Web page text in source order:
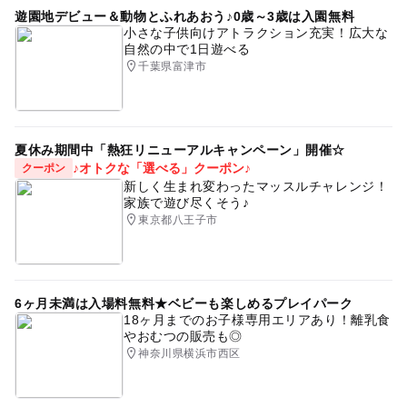
遊園地デビュー＆動物とふれあおう♪0歳～3歳は入園無料
小さな子供向けアトラクション充実！広大な
自然の中で1日遊べる
千葉県富津市
夏休み期間中「熱狂リニューアルキャンペーン」開催☆
クーポン
♪オトクな「選べる」クーポン♪
新しく生まれ変わったマッスルチャレンジ！
家族で遊び尽くそう♪
東京都八王子市
6ヶ月未満は入場料無料★ベビーも楽しめるプレイパーク
18ヶ月までのお子様専用エリアあり！離乳食
やおむつの販売も◎
神奈川県横浜市西区